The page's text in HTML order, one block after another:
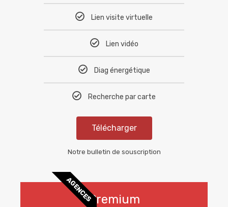
Lien visite virtuelle
Lien vidéo
Diag énergétique
Recherche par carte
Télécharger
Notre bulletin de souscription
AGENCESPremium